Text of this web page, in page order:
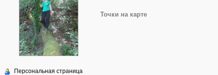
Персональная страница
Точки на карте